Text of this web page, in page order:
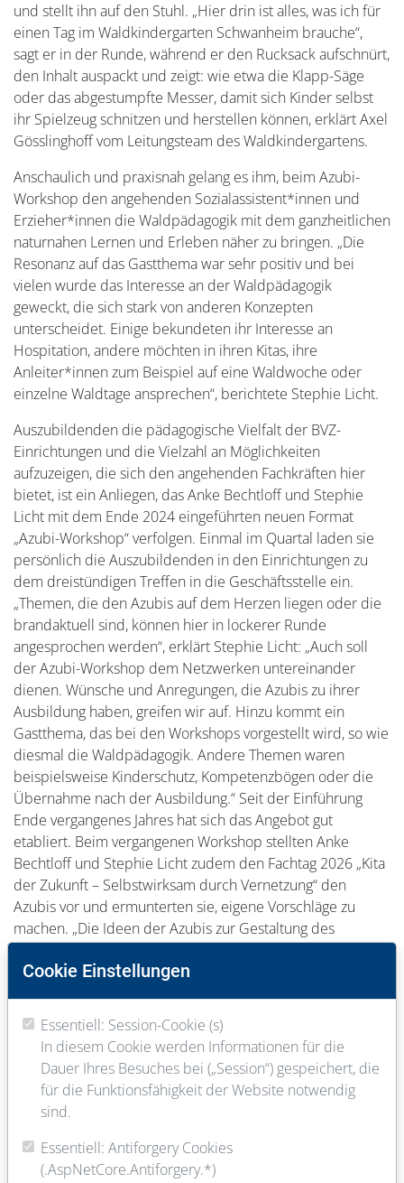
und stellt ihn auf den Stuhl. „Hier drin ist alles, was ich für
einen Tag im Waldkindergarten Schwanheim brauche“,
sagt er in der Runde, während er den Rucksack aufschnürt,
den Inhalt auspackt und zeigt: wie etwa die Klapp-Säge
oder das abgestumpfte Messer, damit sich Kinder selbst
ihr Spielzeug schnitzen und herstellen können, erklärt Axel
Gösslinghoff vom Leitungsteam des Waldkindergartens.
Anschaulich und praxisnah gelang es ihm, beim Azubi-
Workshop den angehenden Sozialassistent*innen und
Erzieher*innen die Waldpädagogik mit dem ganzheitlichen
naturnahen Lernen und Erleben näher zu bringen. „Die
Resonanz auf das Gastthema war sehr positiv und bei
vielen wurde das Interesse an der Waldpädagogik
geweckt, die sich stark von anderen Konzepten
unterscheidet. Einige bekundeten ihr Interesse an
Hospitation, andere möchten in ihren Kitas, ihre
Anleiter*innen zum Beispiel auf eine Waldwoche oder
einzelne Waldtage ansprechen“, berichtete Stephie Licht.
Auszubildenden die pädagogische Vielfalt der BVZ-
Einrichtungen und die Vielzahl an Möglichkeiten
aufzuzeigen, die sich den angehenden Fachkräften hier
bietet, ist ein Anliegen, das Anke Bechtloff und Stephie
Licht mit dem Ende 2024 eingeführten neuen Format
„Azubi-Workshop“ verfolgen. Einmal im Quartal laden sie
persönlich die Auszubildenden in den Einrichtungen zu
dem dreistündigen Treffen in die Geschäftsstelle ein.
„Themen, die den Azubis auf dem Herzen liegen oder die
brandaktuell sind, können hier in lockerer Runde
angesprochen werden“, erklärt Stephie Licht: „Auch soll
der Azubi-Workshop dem Netzwerken untereinander
dienen. Wünsche und Anregungen, die Azubis zu ihrer
Ausbildung haben, greifen wir auf. Hinzu kommt ein
Gastthema, das bei den Workshops vorgestellt wird, so wie
diesmal die Waldpädagogik. Andere Themen waren
beispielsweise Kinderschutz, Kompetenzbögen oder die
Übernahme nach der Ausbildung.“ Seit der Einführung
Ende vergangenes Jahres hat sich das Angebot gut
etabliert. Beim vergangenen Workshop stellten Anke
Bechtloff und Stephie Licht zudem den Fachtag 2026 „Kita
der Zukunft – Selbstwirksam durch Vernetzung“ den
Azubis vor und ermunterten sie, eigene Vorschläge zu
machen. „Die Ideen der Azubis zur Gestaltung des
mündlich mitteilen oder uns gerne eine E-Mail schicken“,
Flyer „Ausbildung bei der BVZ. Ausbildung, die mehr kann“,
der den angehenden Fachkräften aufzeigt, was die BVZ
ihren Auszubildenden zu bieten hat. Auch kündigte
Stephie Licht ein neues Angebot an: die Azubi-
Sprechstunde am jeweils ersten Montag im Monat von 16
bis 17 Uhr. Er soll Raum für Fragen, Feedback und Ideen
geben „und die Möglichkeit, persönlich mit uns ins
Gespräch zu kommen. Wir nehmen uns dann die Zeit für
Cookie Einstellungen
Essentiell: Session-Cookie (s)
In diesem Cookie werden Informationen für die
Dauer Ihres Besuches bei („Session“) gespeichert, die
für die Funktionsfähigkeit der Website notwendig
sind.
Essentiell: Antiforgery Cookies
(.AspNetCore.Antiforgery.*)